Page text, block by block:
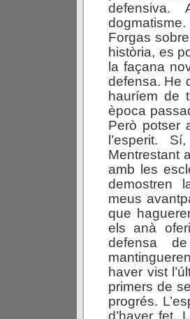
defensiva.
Forgas
història, es
la façana
defensa. He
hauríem de
època
Però potser
l’esperit.
Mentrestant
amb les
demostren
meus
que
els anà
defensa
haver vist
primers de
progrés.
d’haver fet.